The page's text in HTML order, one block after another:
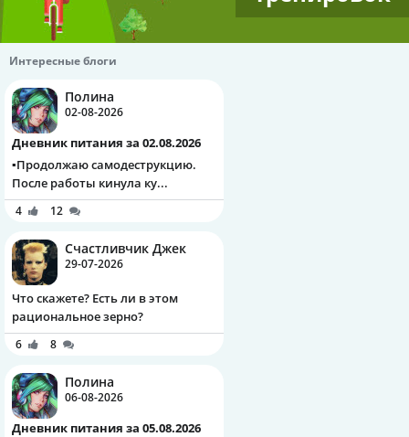
Интересные блоги
Полина
02-08-2026
Дневник питания за 02.08.2026
▪️Продолжаю самодеструкцию.
После работы кинула ку...
4 12
Счастливчик Джек
29-07-2026
Что скажете? Есть ли в этом
рациональное зерно?
6 8
Полина
06-08-2026
Дневник питания за 05.08.2026